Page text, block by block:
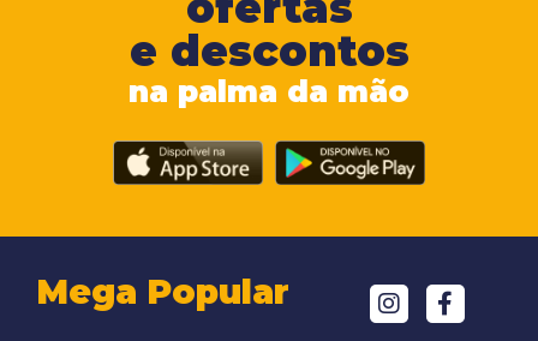
e descontos
na palma da mão
Mega Popular